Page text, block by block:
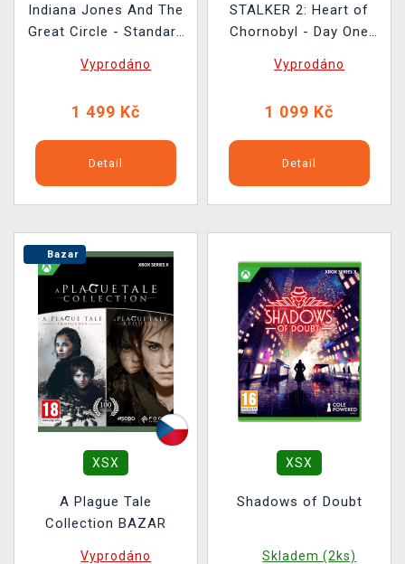
Indiana Jones And The
Great Circle - Standard
Vyprodáno
1 499 Kč
Detail
STALKER 2: Heart of
Chornobyl - Day One
Vyprodáno
1 099 Kč
Detail
Bazar
XSX
A Plague Tale
Collection BAZAR
Vyprodáno
XSX
Shadows of Doubt
Skladem (2ks)